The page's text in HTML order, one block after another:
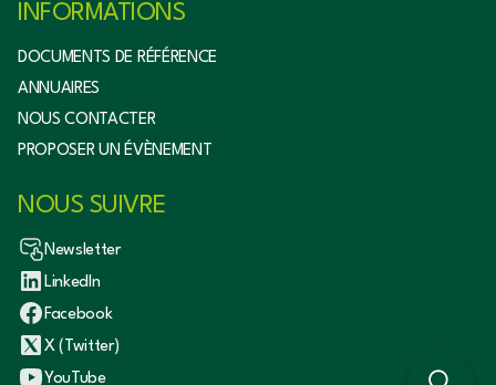
INFORMATIONS
DOCUMENTS DE RÉFÉRENCE
ANNUAIRES
NOUS CONTACTER
PROPOSER UN ÉVÈNEMENT
NOUS SUIVRE
Newsletter
LinkedIn
Facebook
X (Twitter)
YouTube